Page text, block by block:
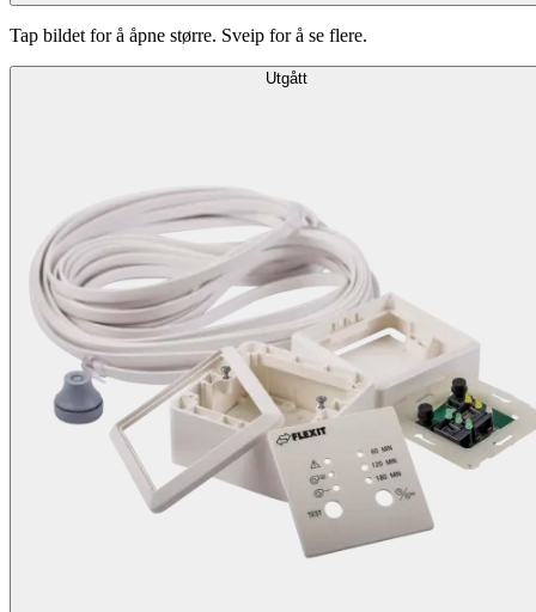
Tap bildet for å åpne større. Sveip for å se flere.
Utgått